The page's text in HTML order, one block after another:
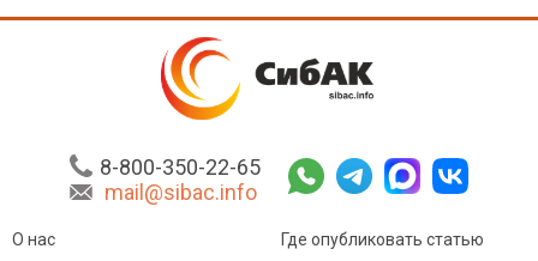
8-800-350-22-65
mail@sibac.info
О нас
Где опубликовать статью